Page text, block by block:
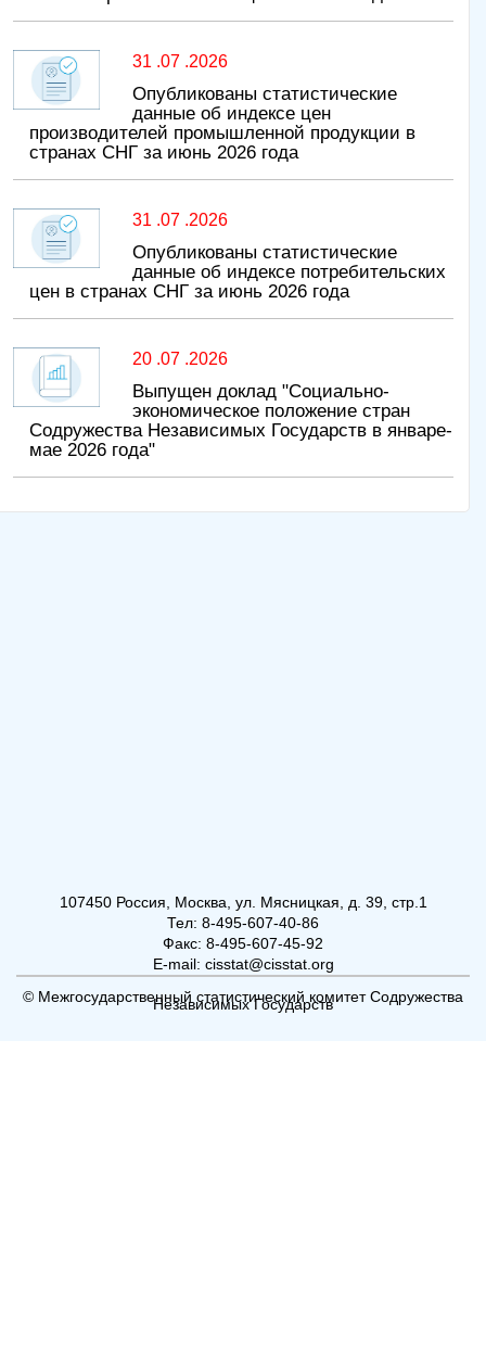
31 .07 .2026
Опубликованы статистические
данные об индексе цен
производителей промышленной продукции в
странах СНГ за июнь 2026 года
31 .07 .2026
Опубликованы статистические
данные об индексе потребительских
цен в странах СНГ за июнь 2026 года
20 .07 .2026
Выпущен доклад "Социально-
экономическое положение стран
Содружества Независимых Государств в январе-
мае 2026 года"
107450 Россия, Москва, ул. Мясницкая, д. 39, стр.1
Тел: 8-495-607-40-86
Факс: 8-495-607-45-92
E-mail: cisstat@cisstat.org
© Межгосударственный статистический комитет Содружества
Независимых Государств